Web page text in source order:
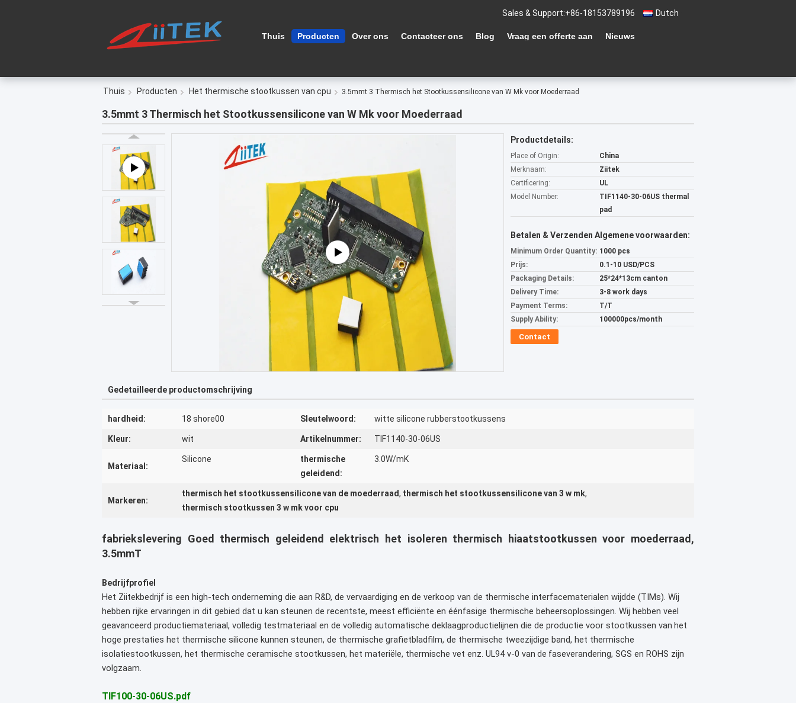
Dutch
Sales & Support:+86-18153789196
Thuis Producten Over ons Contacteer ons Blog Vraag een offerte aan Nieuws
Thuis Producten Het thermische stootkussen van cpu 3.5mmt 3 Thermisch het Stootkussensilicone van W Mk voor Moederraad
3.5mmt 3 Thermisch het Stootkussensilicone van W Mk voor Moederraad
Productdetails:
Place of Origin:
China
Merknaam:
Ziitek
Certificering:
UL
Model Number:
TIF1140-30-06US thermal
pad
Betalen & Verzenden Algemene voorwaarden:
Minimum Order Quantity: 1000 pcs
Prijs:
0.1-10 USD/PCS
Packaging Details:
25*24*13cm canton
Delivery Time:
3-8 work days
Payment Terms:
T/T
Supply Ability:
100000pcs/month
Contact
Gedetailleerde productomschrijving
hardheid: 18 shore00 Sleutelwoord: witte silicone rubberstootkussens
Kleur: wit Artikelnummer: TIF1140-30-06US
Materiaal:
Silicone
thermische
geleidend:
3.0W/mK
Markeren:
thermisch het stootkussensilicone van de moederraad, thermisch het stootkussensilicone van 3 w mk,
thermisch stootkussen 3 w mk voor cpu
fabriekslevering Goed thermisch geleidend elektrisch het isoleren thermisch hiaatstootkussen voor moederraad,
3.5mmT
Bedrijfprofiel
Het Ziitekbedrijf is een high-tech onderneming die aan R&D, de vervaardiging en de verkoop van de thermische interfacematerialen wijdde (TIMs). Wij
hebben rijke ervaringen in dit gebied dat u kan steunen de recentste, meest efficiënte en éénfasige thermische beheersoplossingen. Wij hebben veel
geavanceerd productiemateriaal, volledig testmateriaal en de volledig automatische deklaagproductielijnen die de productie voor stootkussen van het
hoge prestaties het thermische silicone kunnen steunen, de thermische grafietbladfilm, de thermische tweezijdige band, het thermische
isolatiestootkussen, het thermische ceramische stootkussen, het materiële, thermische vet enz. UL94 v-0 van de faseverandering, SGS en ROHS zijn
volgzaam.
TIF100-30-06US.pdf